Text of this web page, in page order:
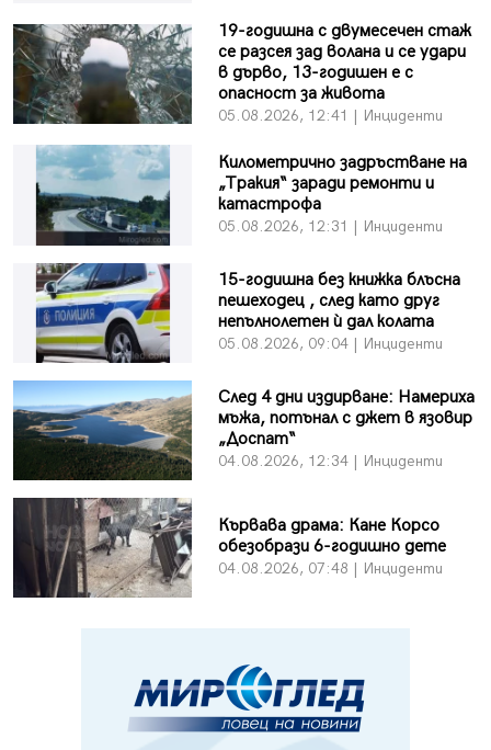
19-годишна с двумесечен стаж
се разсея зад волана и се удари
в дърво, 13-годишен е с
опасност за живота
05.08.2026, 12:41 | Инциденти
Километрично задръстване на
„Тракия“ заради ремонти и
катастрофа
05.08.2026, 12:31 | Инциденти
15-годишна без книжка блъсна
пешеходец , след като друг
непълнолетен ѝ дал колата
05.08.2026, 09:04 | Инциденти
След 4 дни издирване: Намериха
мъжа, потънал с джет в язовир
„Доспат“
04.08.2026, 12:34 | Инциденти
Кървава драма: Кане Корсо
обезобрази 6-годишно дете
04.08.2026, 07:48 | Инциденти